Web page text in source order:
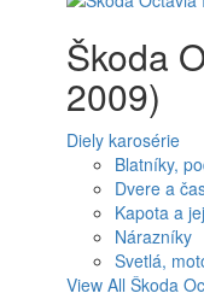
Škoda
2009)
Diely karosérie
Blatníky,
Dvere a
Kapota a
Nárazníky
Svetlá,
View All Škoda